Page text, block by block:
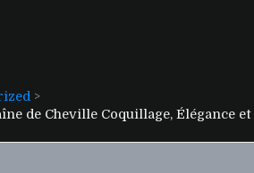
de Cheville Coquillage, Élégance et